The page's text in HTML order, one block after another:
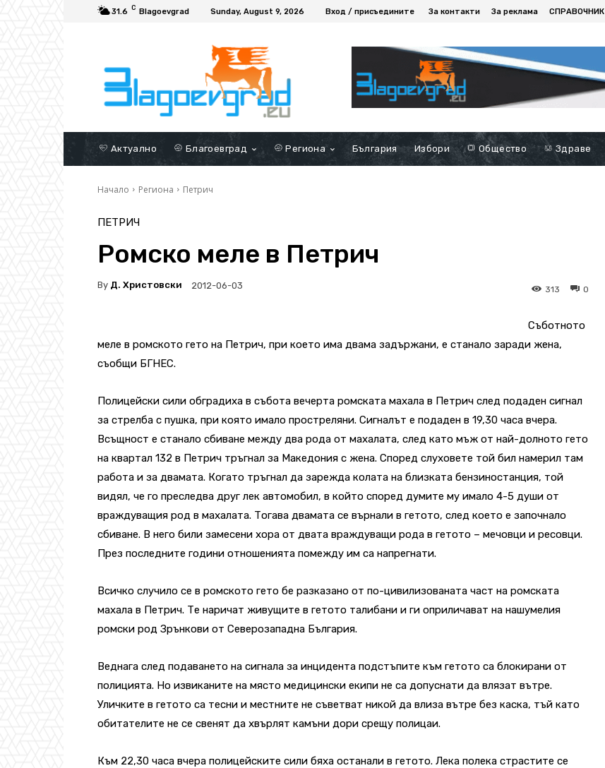
31.6 C Blagoevgrad Sunday, August 9, 2026 Вход / присъедините За контакти За реклама СПРАВОЧНИК
Актуално Благоевград Региона България Избори Общество Здраве
Начало Региона Петрич
ПЕТРИЧ
Ромско меле в Петрич
By Д. Христовски 2012-06-03 0
313
Съботното
меле в ромското гето на Петрич, при което има двама задържани, е станало заради жена,
съобщи БГНЕС.
Полицейски сили обградиха в събота вечерта ромската махала в Петрич след подаден сигнал
за стрелба с пушка, при която имало простреляни. Сигналът е подаден в 19,30 часа вчера.
Всъщност е станало сбиване между два рода от махалата, след като мъж от най-долното гето
на квартал 132 в Петрич тръгнал за Македония с жена. Според слуховете той бил намерил там
работа и за двамата. Когато тръгнал да зарежда колата на близката бензиностанция, той
видял, че го преследва друг лек автомобил, в който според думите му имало 4-5 души от
враждуващия род в махалата. Тогава двамата се върнали в гетото, след което е започнало
сбиване. В него били замесени хора от двата враждуващи рода в гетото – мечовци и ресовци.
През последните години отношенията помежду им са напрегнати.
Всичко случило се в ромското гето бе разказано от по-цивилизованата част на ромската
махала в Петрич. Те наричат живущите в гетото талибани и ги оприличават на нашумелия
ромски род Зрънкови от Северозападна България.
Веднага след подаването на сигнала за инцидента подстъпите към гетото са блокирани от
полицията. Но извиканите на място медицински екипи не са допуснати да влязат вътре.
Уличките в гетото са тесни и местните не съветват никой да влиза вътре без каска, тъй като
обитателите не се свенят да хвърлят камъни дори срещу полицаи.
Към 22,30 часа вчера полицейските сили бяха останали в гетото. Лека полека страстите се